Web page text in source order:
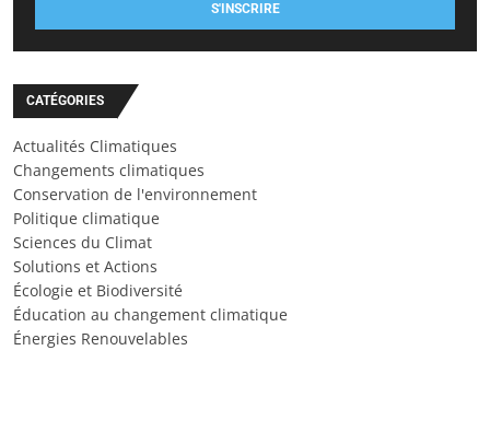
S'INSCRIRE
CATÉGORIES
Actualités Climatiques
Changements climatiques
Conservation de l'environnement
Politique climatique
Sciences du Climat
Solutions et Actions
Écologie et Biodiversité
Éducation au changement climatique
Énergies Renouvelables